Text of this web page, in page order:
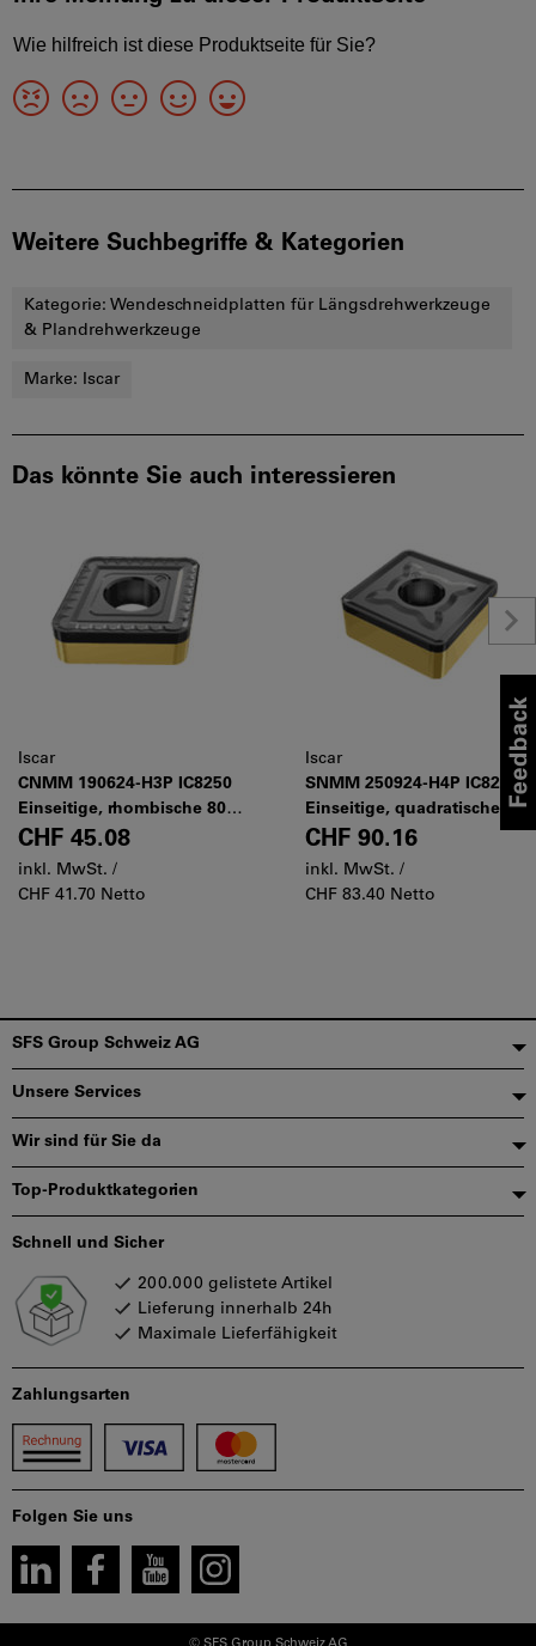
Weitere Suchbegriffe & Kategorien
Kategorie: Wendeschneidplatten für Längsdrehwerkzeuge
& Plandrehwerkzeuge
Marke: Iscar
Das könnte Sie auch interessieren
Iscar
CNMM 190624-H3P IC8250
Einseitige, rhombische 80°-
Wendeschneidplatte mit
starker Schneidkante zum
Schruppdrehen
CHF 45.08
inkl. MwSt. /
CHF 41.70 Netto
Iscar
SNMM 250924-H4P IC8250
Einseitige, quadratische
Wendeschneidplatte mit
starker Schneidkante zum
Schruppdrehen
CHF 90.16
inkl. MwSt. /
CHF 83.40 Netto
Fußzeile
SFS Group Schweiz AG
Unsere Services
Wir sind für Sie da
Top-Produktkategorien
Folgen Sie uns
Zahlungsarten
Schnell und Sicher
200.000 gelistete Artikel
Lieferung innerhalb 24h
Maximale Lieferfähigkeit